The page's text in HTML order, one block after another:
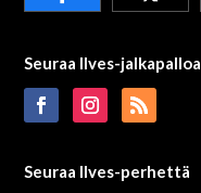
Seuraa Ilves-jalkapalloa
Seuraa Ilves-perhettä